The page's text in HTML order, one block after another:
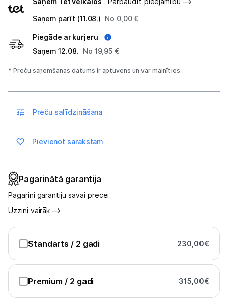
Piegāde un apmaksa
Uzņēmumiem
Tet pakalpojumi
Kontakti
Informācija
veidi
Saņem parīt (11.08.) No 0,00 €
Piegāde ar kurjeru
Saņem 12.08. No 19,95 €
* Preču saņemšanas datums ir aptuvens un var mainīties.
Preču salīdzināšana
Pievienot sarakstam
Pagarinātā garantija
Pagarini garantiju savai precei
Uzzini vairāk
Standarts / 2 gadi 230,00€
Premium / 2 gadi 315,00€